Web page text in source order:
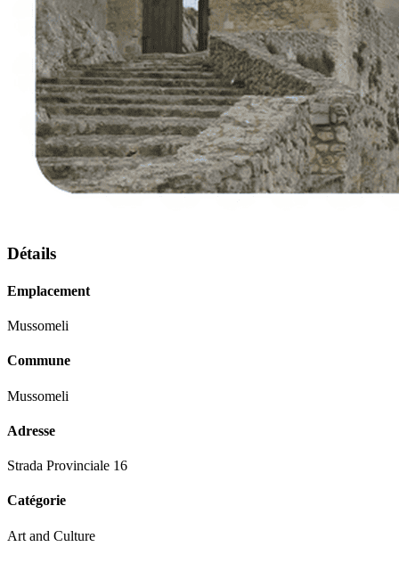
Détails
Emplacement
Mussomeli
Commune
Mussomeli
Adresse
Strada Provinciale 16
Catégorie
Art and Culture